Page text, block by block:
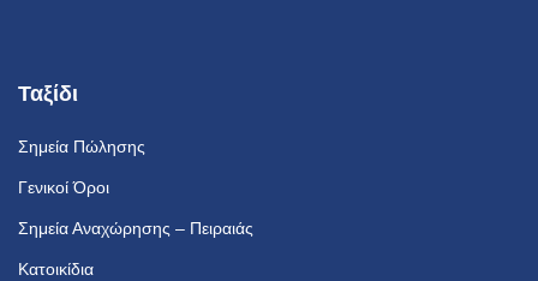
Ταξίδι
Σημεία Πώλησης
Γενικοί Όροι
Σημεία Αναχώρησης – Πειραιάς
Κατοικίδια